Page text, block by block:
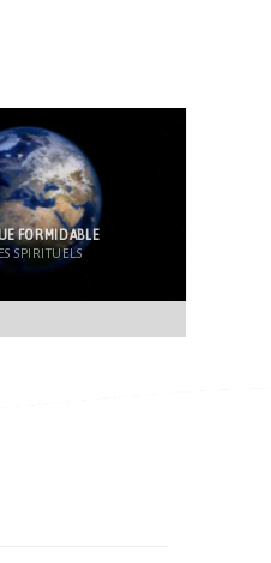
FORMIDABLE
SPIRITUELS